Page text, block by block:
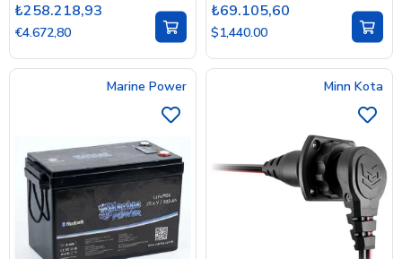
₺258.218,93
€4.672,80
₺69.105,60
$1,440.00
Marine Power Minn Kota